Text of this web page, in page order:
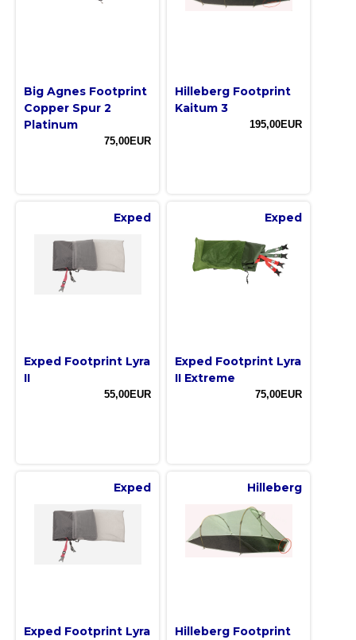
Big Agnes Footprint
Copper Spur 2
Platinum
75,00EUR
Hilleberg Footprint
Kaitum 3
195,00EUR
Exped
Exped Footprint Lyra
II
55,00EUR
Exped
Exped Footprint Lyra
II Extreme
75,00EUR
Exped
Exped Footprint Lyra
Hilleberg
Hilleberg Footprint